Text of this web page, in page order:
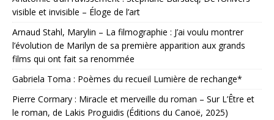
visible et invisible – Éloge de l’art
Arnaud Stahl, Marylin – La filmographie : J’ai voulu montrer
l’évolution de Marilyn de sa première apparition aux grands
films qui ont fait sa renommée
Gabriela Toma : Poèmes du recueil Lumière de rechange*
Pierre Cormary : Miracle et merveille du roman – Sur L’Être et
le roman, de Lakis Proguidis (Éditions du Canoë, 2025)